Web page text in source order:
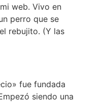
web. Vivo en
perro que se
rebujito. (Y las
fue fundada
siendo una